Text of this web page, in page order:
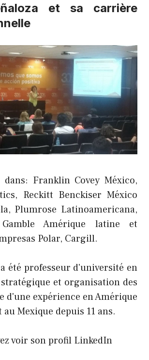
et sa carrière
Franklin Covey México,
Reckitt Benckiser México
Plumrose Latinoamericana,
Amérique latine et
Polar, Cargill.
été professeur d'université en
et organisation des
d'une expérience en Amérique
Mexique depuis 11 ans.
voir son profil LinkedIn